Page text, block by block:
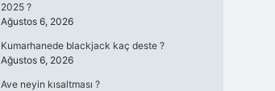
2025 ?
Ağustos 6, 2026
Kumarhanede blackjack kaç deste ?
Ağustos 6, 2026
Ave neyin kısaltması ?